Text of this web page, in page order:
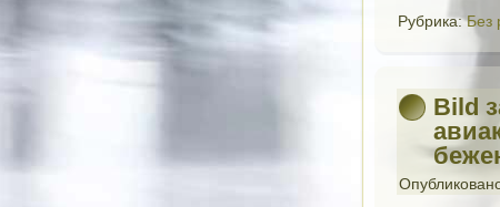
Рубрика: Без
Bild